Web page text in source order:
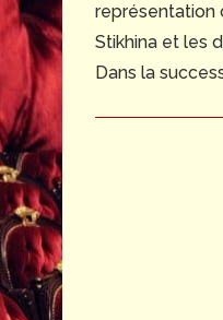
représentation
Stikhina et les
Dans la